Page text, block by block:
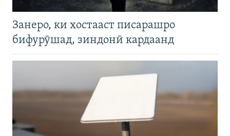
Занеро, ки хостааст писарашро
бифурӯшад, зиндонӣ кардаанд